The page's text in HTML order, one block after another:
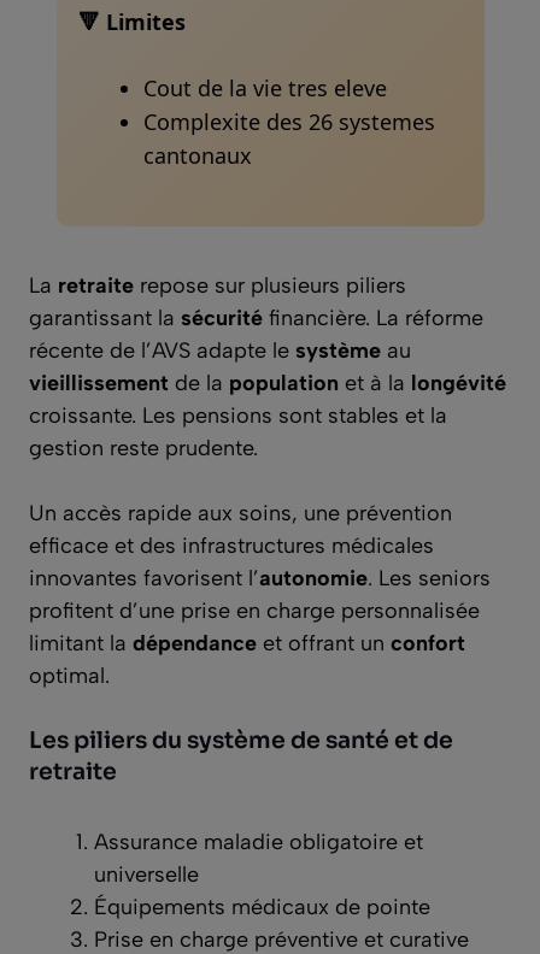
🔻 Limites
Cout de la vie tres eleve
Complexite des 26 systemes
cantonaux
La retraite repose sur plusieurs piliers
garantissant la sécurité financière. La réforme
récente de l’AVS adapte le système au
vieillissement de la population et à la longévité
croissante. Les pensions sont stables et la
gestion reste prudente.
Un accès rapide aux soins, une prévention
efficace et des infrastructures médicales
innovantes favorisent l’autonomie. Les seniors
profitent d’une prise en charge personnalisée
limitant la dépendance et offrant un confort
optimal.
Les piliers du système de santé et de
retraite
Assurance maladie obligatoire et
universelle
Équipements médicaux de pointe
Prise en charge préventive et curative